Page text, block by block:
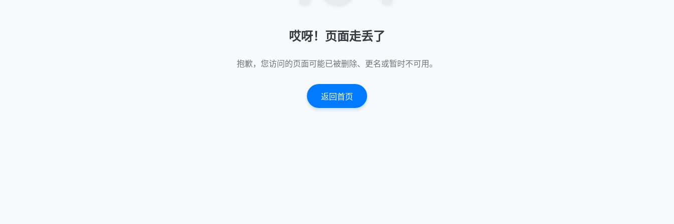
哎呀！页面走丢了
抱歉，您访问的页面可能已被删除、更名或暂时不可用。
返回首页